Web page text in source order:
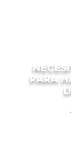
PARA